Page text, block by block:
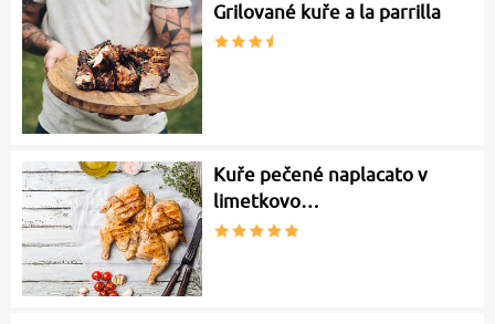
Grilované kuře a la parrilla
Kuře pečené naplacato v
limetkovo…